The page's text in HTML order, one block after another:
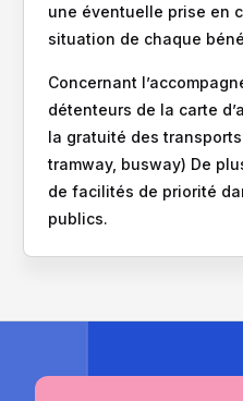
une éventuelle prise en
situation de chaque
Concernant
détenteurs de la carte
la gratuité des transports
tramway, busway) De
de facilités de priorité
publics.